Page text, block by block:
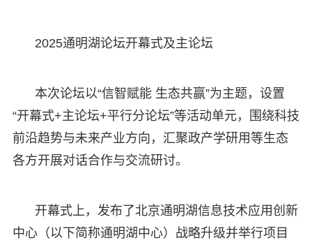
2025通明湖论坛开幕式及主论坛
本次论坛以“信智赋能 生态共赢”为主题，设置
“开幕式+主论坛+平行分论坛”等活动单元，围绕科技
前沿趋势与未来产业方向，汇聚政产学研用等生态
各方开展对话合作与交流研讨。
开幕式上，发布了北京通明湖信息技术应用创新
中心（以下简称通明湖中心）战略升级并举行项目